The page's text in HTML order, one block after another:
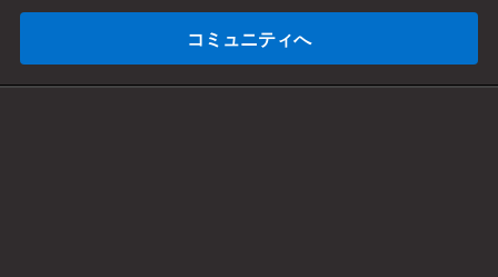
コミュニティへ